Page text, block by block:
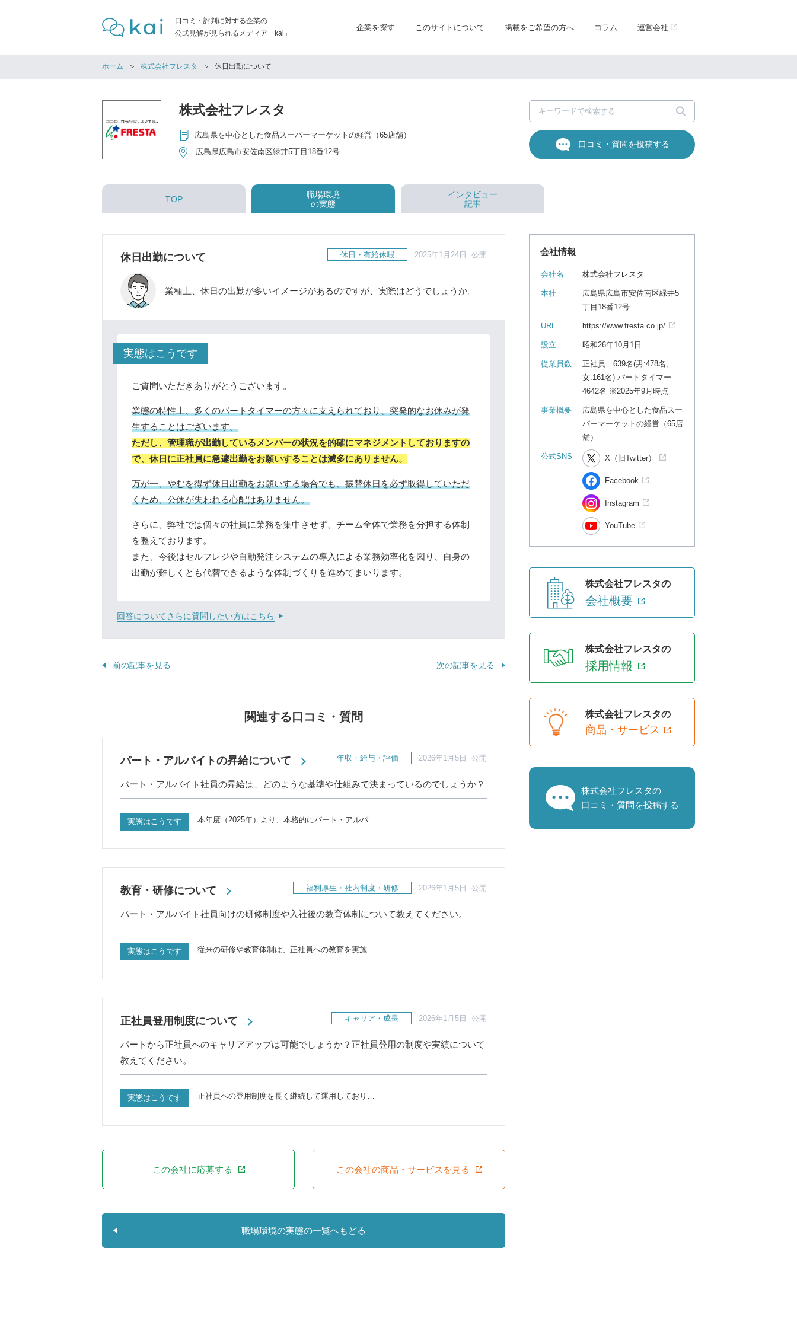
口コミ・評判に対する企業の
公式見解が見られるメディア「kai」
企業を探す このサイトについて 掲載をご希望の方へ コラム 運営会社
ホーム 株式会社フレスタ 休日出勤について
株式会社フレスタ
広島県を中心とした食品スーパーマーケットの経営（65店舗）
広島県広島市安佐南区緑井5丁目18番12号
口コミ・質問を投稿する
TOP
職場環境
の実態
インタビュー
記事
休日出勤について 休日・有給休暇 2025年1月24日 公開
業種上、休日の出勤が多いイメージがあるのですが、実際はどうでしょうか。
実態はこうです
ご質問いただきありがとうございます。
業態の特性上、多くのパートタイマーの方々に支えられており、突発的なお休みが発
生することはございます。
ただし、管理職が出勤しているメンバーの状況を的確にマネジメントしておりますの
で、休日に正社員に急遽出勤をお願いすることは滅多にありません。
万が一、やむを得ず休日出勤をお願いする場合でも、振替休日を必ず取得していただ
くため、公休が失われる心配はありません。
さらに、弊社では個々の社員に業務を集中させず、チーム全体で業務を分担する体制
を整えております。
また、今後はセルフレジや自動発注システムの導入による業務効率化を図り、自身の
出勤が難しくとも代替できるような体制づくりを進めてまいります。
回答についてさらに質問したい方はこちら
前の記事を見る 次の記事を見る
関連する口コミ・質問
パート・アルバイトの昇給について 年収・給与・評価 2026年1月5日 公開
パート・アルバイト社員の昇給は、どのような基準や仕組みで決まっているのでしょうか？
実態はこうです 本年度（2025年）より、本格的にパート・アルバ…
教育・研修について 福利厚生・社内制度・研修 2026年1月5日 公開
パート・アルバイト社員向けの研修制度や入社後の教育体制について教えてください。
実態はこうです 従来の研修や教育体制は、正社員への教育を実施…
正社員登用制度について キャリア・成長 2026年1月5日 公開
パートから正社員へのキャリアアップは可能でしょうか？正社員登用の制度や実績について
教えてください。
実態はこうです 正社員への登用制度を長く継続して運用しており…
この会社に応募する この会社の商品・サービスを見る
職場環境の実態の一覧へもどる
会社情報
会社名 株式会社フレスタ
本社
広島県広島市安佐南区緑井5
丁目18番12号
URL https://www.fresta.co.jp/
設立 昭和26年10月1日
従業員数
正社員 639名(男:478名,
女:161名) パートタイマー
4642名 ※2025年9月時点
事業概要
広島県を中心とした食品スー
パーマーケットの経営（65店
舗）
公式SNS X（旧Twitter）
Facebook
Instagram
YouTube
株式会社フレスタの
会社概要
株式会社フレスタの
採用情報
株式会社フレスタの
商品・サービス
株式会社フレスタの
口コミ・質問を投稿する